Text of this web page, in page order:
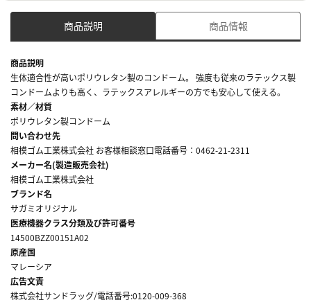
商品説明 商品情報
商品説明
生体適合性が高いポリウレタン製のコンドーム。 強度も従来のラテックス製
コンドームよりも高く、ラテックスアレルギーの方でも安心して使える。
素材／材質
ポリウレタン製コンドーム
問い合わせ先
相模ゴム工業株式会社 お客様相談窓口電話番号：0462-21-2311
メーカー名(製造販売会社)
相模ゴム工業株式会社
ブランド名
サガミオリジナル
医療機器クラス分類及び許可番号
14500BZZ00151A02
原産国
マレーシア
広告文責
株式会社サンドラッグ/電話番号:0120-009-368